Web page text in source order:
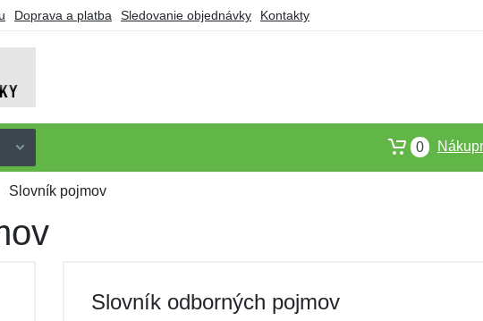
Doprava a platba Sledovanie objednávky Kontakty
0
Slovník pojmov
Slovník odborných pojmov